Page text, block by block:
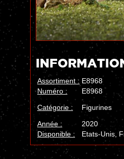
Assortiment : E8968
Numéro :
E8968
Catégorie :
Figurines
Année :
2020
Disponible :
Etats-Unis,